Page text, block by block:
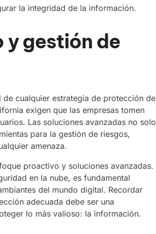
la integridad de la información.
gestión de
cualquier estrategia de protección de
exigen que las empresas tomen
Las soluciones avanzadas no solo
para la gestión de riesgos,
amenaza.
proactivo y soluciones avanzadas.
en la nube, es fundamental
del mundo digital. Recordar
adecuada debe ser una
lo más valioso: la información.